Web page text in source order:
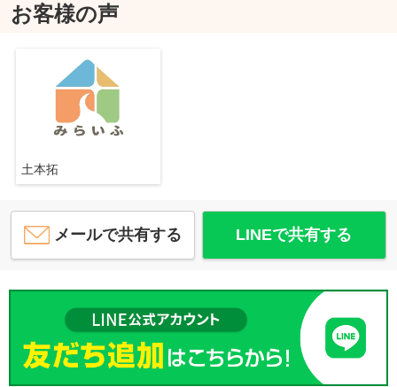
お客様の声
土本拓
メールで共有する LINEで共有する